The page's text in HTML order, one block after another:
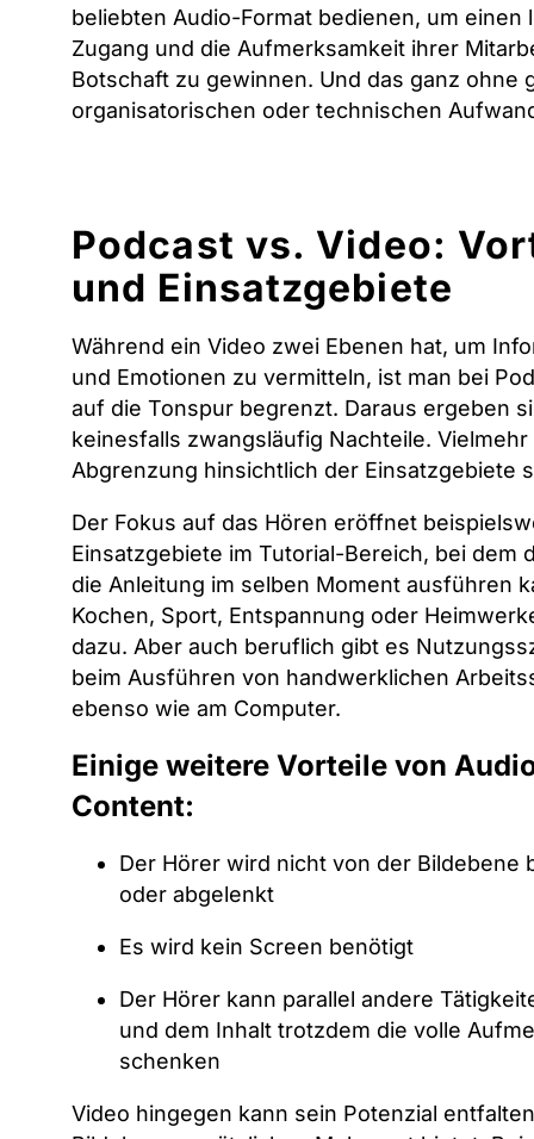
beliebten Audio-Format bedienen, um einen
Zugang und die Aufmerksamkeit ihrer
Botschaft zu gewinnen. Und das ganz ohne
organisatorischen oder technischen
Podcast vs. Video:
und Einsatzgebiete
Während ein Video zwei Ebenen hat, um
und Emotionen zu vermitteln, ist man bei
auf die Tonspur begrenzt. Daraus ergeben
keinesfalls zwangsläufig Nachteile.
Abgrenzung hinsichtlich der Einsatzgebiete
Der Fokus auf das Hören eröffnet
Einsatzgebiete im Tutorial-Bereich, bei dem
die Anleitung im selben Moment ausführen
Kochen, Sport, Entspannung oder
dazu. Aber auch beruflich gibt es
beim Ausführen von handwerklichen
ebenso wie am Computer.
Einige weitere Vorteile von
Content:
Der Hörer wird nicht von der Bildebene
oder abgelenkt
Es wird kein Screen benötigt
Der Hörer kann parallel andere
und dem Inhalt trotzdem die volle
schenken
Video hingegen kann sein Potenzial